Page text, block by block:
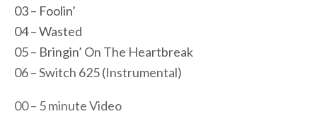
03 – Foolin’
04 – Wasted
05 – Bringin’ On The Heartbreak
06 – Switch 625 (Instrumental)
00 – 5 minute Video